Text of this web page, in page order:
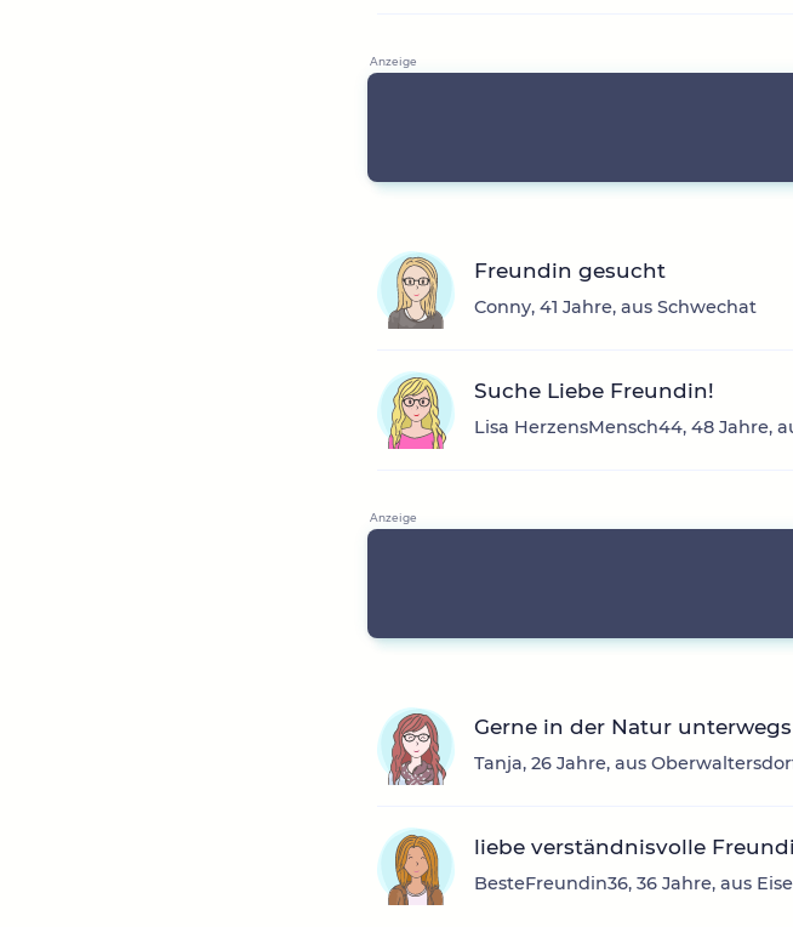
Freundin gesucht
Conny, 41 Jahre, aus Schwechat
Suche Liebe Freundin!
Lisa HerzensMensch44, 48 Jahre,
Gerne in der Natur unterwegs
Tanja, 26 Jahre, aus
liebe verständnisvolle
BesteFreundin36, 36 Jahre, aus